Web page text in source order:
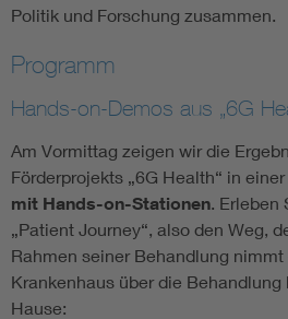
Politik und Forschung zusammen.
Programm
Hands-on-Demos aus „6G
Am Vormittag zeigen wir die
Förderprojekts „6G Health“ in einer
mit Hands-on-Stationen .
„Patient Journey“, also den Weg,
Rahmen seiner Behandlung
Krankenhaus über die
Hause: